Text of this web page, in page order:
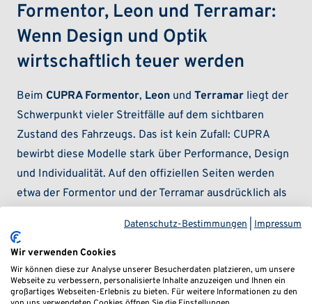
Formentor, Leon und Terramar:
Wenn Design und Optik
wirtschaftlich teuer werden
Beim CUPRA Formentor, Leon undTerramar liegt der
Schwerpunkt vieler Streitfälle auf dem sichtbaren
Zustand des Fahrzeugs. Das ist kein Zufall: CUPRA
bewirbt diese Modelle stark über Performance, Design
und Individualität. Auf den offiziellen Seiten werden
etwa der Formentor und der Terramar ausdrücklich als
emotionale, leistungsstarke Modelle präsentiert;
zugleich spielt das äußere Erscheinungsbild eine
zentrale Rolle.
Für Leasingnehmer kann das bedeuten, dass schon
Datenschutz-Bestimmungen Impressum
Wir verwenden Cookies
Wir können diese zur Analyse unserer Besucherdaten platzieren, um unsere
Webseite zu verbessern, personalisierte Inhalte anzuzeigen und Ihnen ein
großartiges Webseiten-Erlebnis zu bieten. Für weitere Informationen zu den